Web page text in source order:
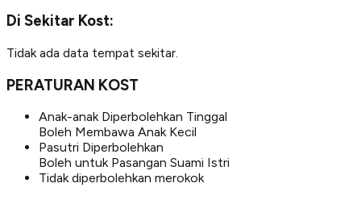
Di Sekitar Kost:
Tidak ada data tempat sekitar.
PERATURAN KOST
Anak-anak Diperbolehkan Tinggal
Boleh Membawa Anak Kecil
Pasutri Diperbolehkan
Boleh untuk Pasangan Suami Istri
Tidak diperbolehkan merokok